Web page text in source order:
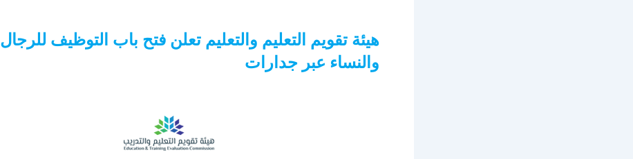
هيئة تقويم التعليم والتعليم تعلن فتح باب التوظيف للرجال
والنساء عبر جدارات